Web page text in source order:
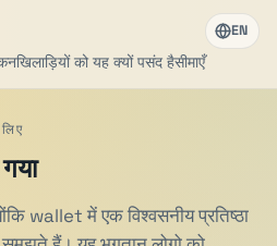
खिलाड़ियों को यह क्यों पसंद हैसीमाएँ
EN
wallet में एक विश्वसनीय प्रतिष्ठा